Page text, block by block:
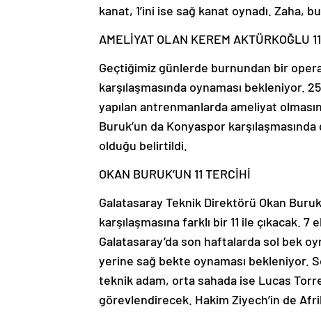
kanat, 1’ini ise sağ kanat oynadı. Zaha,
AMELİYAT OLAN KEREM AKTÜRKOĞLU
Geçtiğimiz günlerde burnundan bir
karşılaşmasında oynaması bekleniyor.
yapılan antrenmanlarda ameliyat
Buruk’un da Konyaspor
olduğu belirtildi.
OKAN BURUK’UN 11 TERCİHİ
Galatasaray Teknik Direktörü Okan
karşılaşmasına farklı bir 11 ile çıkacak.
Galatasaray’da son haftalarda sol bek
yerine sağ bekte oynaması bekleniyor.
teknik adam, orta sahada ise Lucas
görevlendirecek. Hakim Ziyech’in de